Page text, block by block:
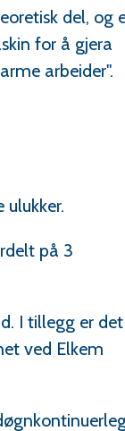
del, og
for å gjera
arbeider".
på 3
I tillegg er det
ved Elkem